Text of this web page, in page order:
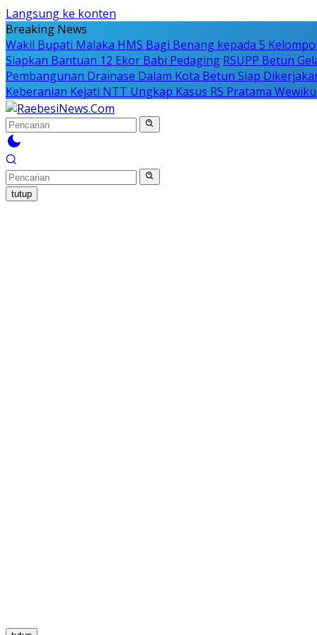
Langsung ke konten
Breaking News
Wakil Bupati Malaka HMS Bagi Benang kepada 5
Siapkan Bantuan 12 Ekor Babi Pedaging RSUPP Betun
Pembangunan Drainase Dalam Kota Betun Siap
Keberanian Kejati NTT Ungkap Kasus RS Pratama Wewiku
tutup